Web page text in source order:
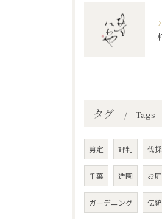
タグ Tags
剪定 評判 伐採
千葉 造園 お庭
ガーデニング 伝統